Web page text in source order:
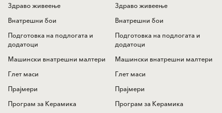
Здраво живеење
Внатрешни бои
Подготовка на подлогата и
додатоци
Машински внатрешни малтери
Глет маси
Прајмери
Програм за Керамика
Здраво живеење
Внатрешни бои
Подготовка на подлогата и
додатоци
Машински внатрешни малтери
Глет маси
Прајмери
Програм за Керамика